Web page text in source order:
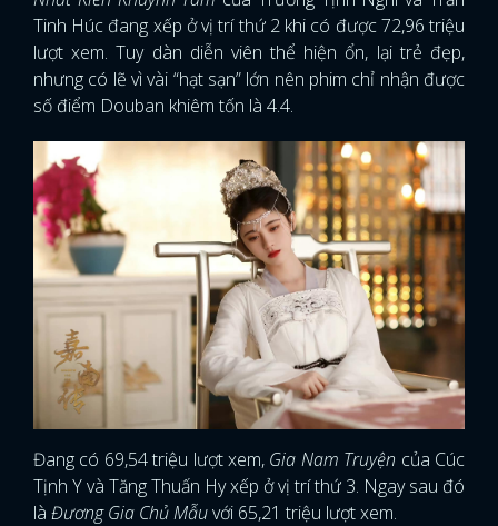
Tinh Húc đang xếp ở vị trí thứ 2 khi có được 72,96 triệu
lượt xem. Tuy dàn diễn viên thể hiện ổn, lại trẻ đẹp,
nhưng có lẽ vì vài “hạt sạn” lớn nên phim chỉ nhận được
số điểm Douban khiêm tốn là 4.4.
Đang có 69,54 triệu lượt xem, Gia Nam Truyện của Cúc
Tịnh Y và Tăng Thuấn Hy xếp ở vị trí thứ 3. Ngay sau đó
là Đương Gia Chủ Mẫuvới 65,21 triệu lượt xem.